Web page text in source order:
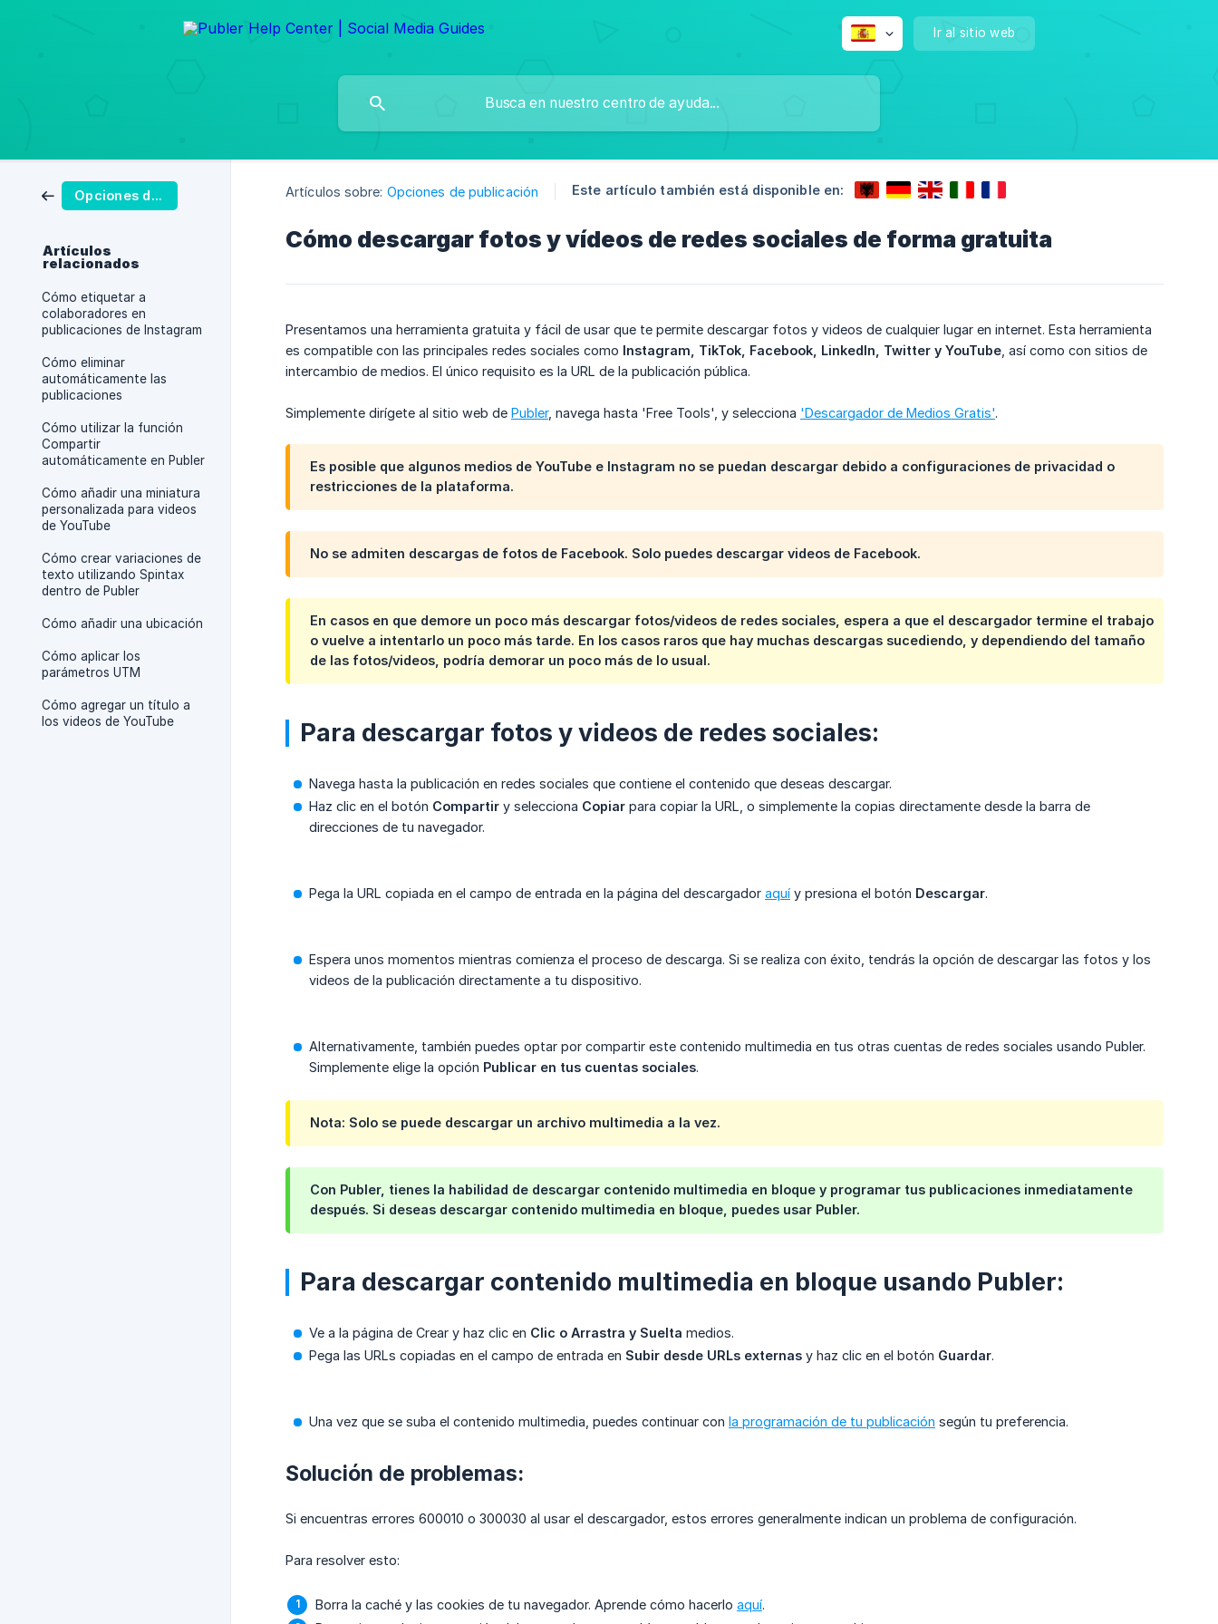
Ir al sitio web
Opciones de publicación
Artículos
relacionados
Cómo etiquetar a
colaboradores en
publicaciones de Instagram
Cómo eliminar
automáticamente las
publicaciones
Cómo utilizar la función
Compartir
automáticamente en Publer
Cómo añadir una miniatura
personalizada para videos
de YouTube
Cómo crear variaciones de
texto utilizando Spintax
dentro de Publer
Cómo añadir una ubicación
Cómo aplicar los
parámetros UTM
Cómo agregar un título a
los videos de YouTube
Artículos sobre: Opciones de publicación Este artículo también está disponible en:
Cómo descargar fotos y vídeos de redes sociales de forma gratuita
Presentamos una herramienta gratuita y fácil de usar que te permite descargar fotos y videos de cualquier lugar en internet. Esta herramienta
es compatible con las principales redes sociales como Instagram, TikTok, Facebook, LinkedIn, Twitter y YouTube , así como con sitios de
intercambio de medios. El único requisito es la URL de la publicación pública.
Simplemente dirígete al sitio web de Publer, navega hasta 'Free Tools', y selecciona 'Descargador de Medios Gratis'.
Es posible que algunos medios de YouTube e Instagram no se puedan descargar debido a configuraciones de privacidad o
restricciones de la plataforma.
No se admiten descargas de fotos de Facebook. Solo puedes descargar videos de Facebook.
En casos en que demore un poco más descargar fotos/videos de redes sociales, espera a que el descargador termine el trabajo
o vuelve a intentarlo un poco más tarde. En los casos raros que hay muchas descargas sucediendo, y dependiendo del tamaño
de las fotos/videos, podría demorar un poco más de lo usual.
Para descargar fotos y videos de redes sociales:
Navega hasta la publicación en redes sociales que contiene el contenido que deseas descargar.
Haz clic en el botón Compartir y selecciona Copiar para copiar la URL, o simplemente la copias directamente desde la barra de
direcciones de tu navegador.
Pega la URL copiada en el campo de entrada en la página del descargador aquí y presiona el botón Descargar.
Espera unos momentos mientras comienza el proceso de descarga. Si se realiza con éxito, tendrás la opción de descargar las fotos y los
videos de la publicación directamente a tu dispositivo.
Alternativamente, también puedes optar por compartir este contenido multimedia en tus otras cuentas de redes sociales usando Publer.
Simplemente elige la opción Publicar en tus cuentas sociales.
Nota: Solo se puede descargar un archivo multimedia a la vez.
Con Publer, tienes la habilidad de descargar contenido multimedia en bloque y programar tus publicaciones inmediatamente
después. Si deseas descargar contenido multimedia en bloque, puedes usar Publer.
Para descargar contenido multimedia en bloque usando Publer:
Ve a la página de Crear y haz clic en Clic o Arrastra y Suelta medios.
Pega las URLs copiadas en el campo de entrada en Subir desde URLs externas y haz clic en el botón Guardar.
Una vez que se suba el contenido multimedia, puedes continuar con la programación de tu publicación según tu preferencia.
Solución de problemas:
Si encuentras errores 600010 o 300030 al usar el descargador, estos errores generalmente indican un problema de configuración.
Para resolver esto:
Borra la caché y las cookies de tu navegador. Aprende cómo hacerlo aquí.